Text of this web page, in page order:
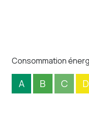
Consommation
A B C D